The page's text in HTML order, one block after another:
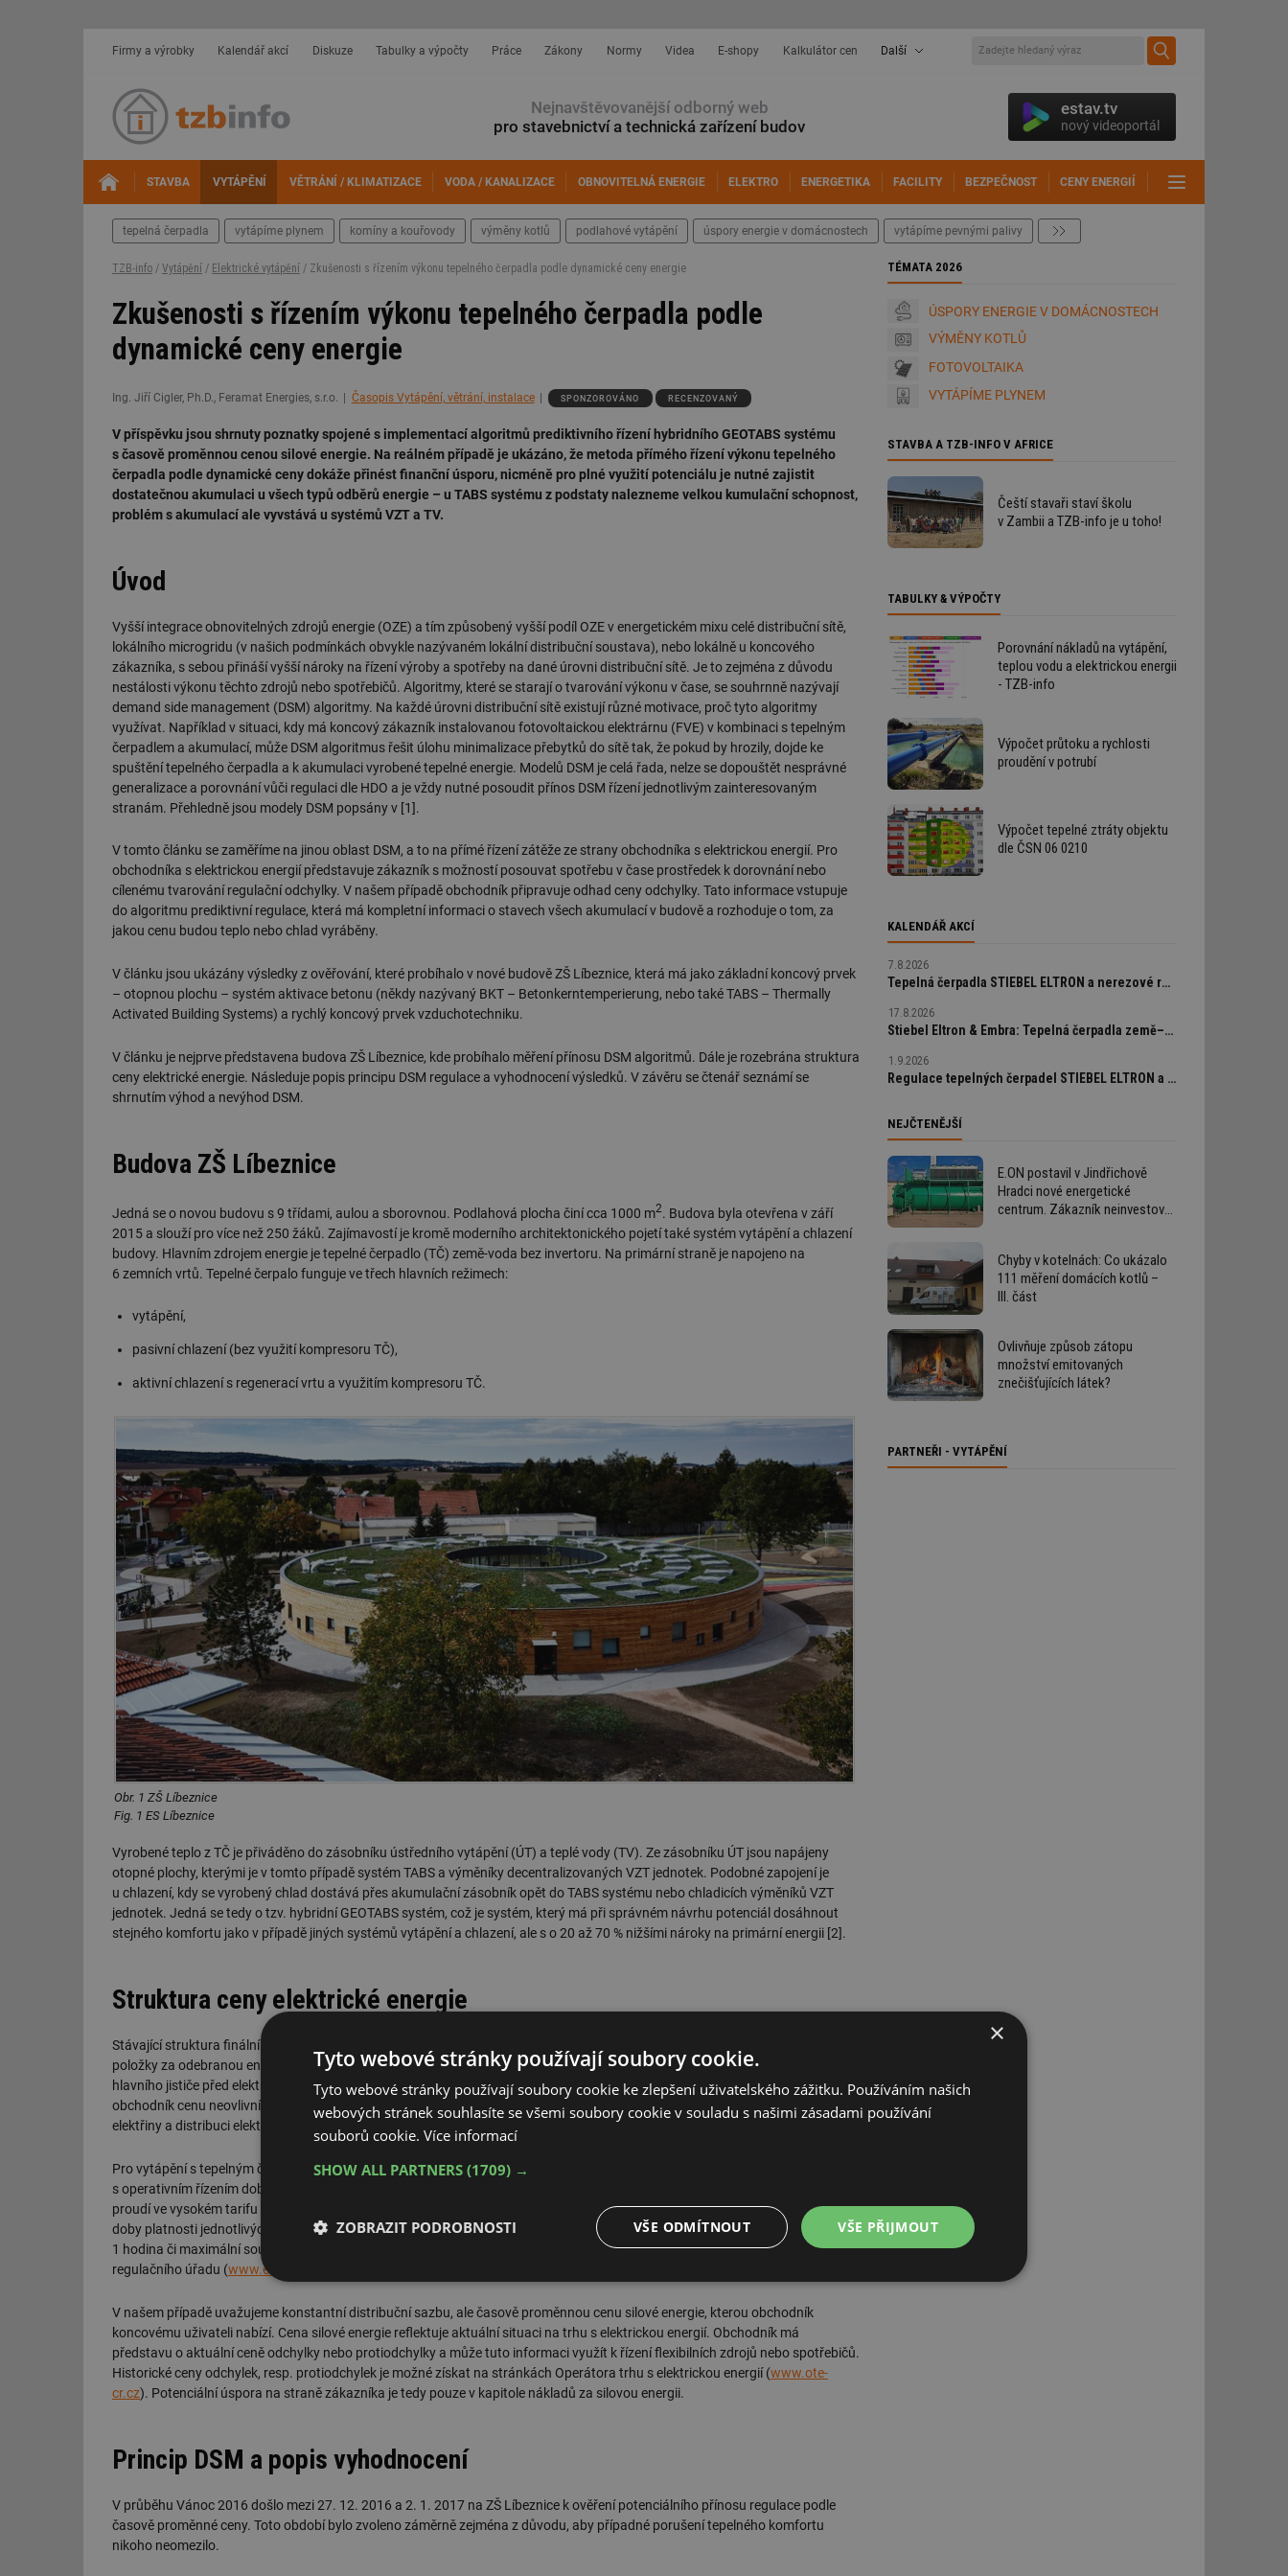
Firmy a výrobky Kalendář akcí Diskuze Tabulky a výpočty Práce Zákony Normy Videa E-shopy Kalkulátor cen Další
Nejnavštěvovanější odborný web
pro stavebnictví a technická zařízení budov
estav.tv
nový videoportál
STAVBA VYTÁPĚNÍ VĚTRÁNÍ / KLIMATIZACE VODA / KANALIZACE OBNOVITELNÁ ENERGIE ELEKTRO ENERGETIKA FACILITY BEZPEČNOST CENY ENERGIÍ
tepelná čerpadla vytápíme plynem komíny a kouřovody výměny kotlů podlahové vytápění úspory energie v domácnostech vytápíme pevnými palivy
TZB-info / Vytápění / Elektrické vytápění / Zkušenosti s řízením výkonu tepelného čerpadla podle dynamické ceny energie
Zkušenosti s řízením výkonu tepelného čerpadla podle
dynamické ceny energie
Ing. Jiří Cigler, Ph.D., Feramat Energies, s.r.o. Časopis Vytápění, větrání, instalace SPONZOROVÁNO RECENZOVANÝ
V příspěvku jsou shrnuty poznatky spojené s implementací algoritmů prediktivního řízení hybridního GEOTABS systému
s časově proměnnou cenou silové energie. Na reálném případě je ukázáno, že metoda přímého řízení výkonu tepelného
čerpadla podle dynamické ceny dokáže přinést finanční úsporu, nicméně pro plné využití potenciálu je nutné zajistit
dostatečnou akumulaci u všech typů odběrů energie – u TABS systému z podstaty nalezneme velkou kumulační schopnost,
problém s akumulací ale vyvstává u systémů VZT a TV.
Úvod
Vyšší integrace obnovitelných zdrojů energie (OZE) a tím způsobený vyšší podíl OZE v energetickém mixu celé distribuční sítě,
lokálního microgridu (v našich podmínkách obvykle nazývaném lokální distribuční soustava), nebo lokálně u koncového
zákazníka, s sebou přináší vyšší nároky na řízení výroby a spotřeby na dané úrovni distribuční sítě. Je to zejména z důvodu
nestálosti výkonu těchto zdrojů nebo spotřebičů. Algoritmy, které se starají o tvarování výkonu v čase, se souhrnně nazývají
demand side management (DSM) algoritmy. Na každé úrovni distribuční sítě existují různé motivace, proč tyto algoritmy
využívat. Například v situaci, kdy má koncový zákazník instalovanou fotovoltaickou elektrárnu (FVE) v kombinaci s tepelným
čerpadlem a akumulací, může DSM algoritmus řešit úlohu minimalizace přebytků do sítě tak, že pokud by hrozily, dojde ke
spuštění tepelného čerpadla a k akumulaci vyrobené tepelné energie. Modelů DSM je celá řada, nelze se dopouštět nesprávné
generalizace a porovnání vůči regulaci dle HDO a je vždy nutné posoudit přínos DSM řízení jednotlivým zainteresovaným
stranám. Přehledně jsou modely DSM popsány v [1].
V tomto článku se zaměříme na jinou oblast DSM, a to na přímé řízení zátěže ze strany obchodníka s elektrickou energií. Pro
obchodníka s elektrickou energií představuje zákazník s možností posouvat spotřebu v čase prostředek k dorovnání nebo
cílenému tvarování regulační odchylky. V našem případě obchodník připravuje odhad ceny odchylky. Tato informace vstupuje
do algoritmu prediktivní regulace, která má kompletní informaci o stavech všech akumulací v budově a rozhoduje o tom, za
jakou cenu budou teplo nebo chlad vyráběny.
V článku jsou ukázány výsledky z ověřování, které probíhalo v nové budově ZŠ Líbeznice, která má jako základní koncový prvek
– otopnou plochu – systém aktivace betonu (někdy nazývaný BKT – Betonkerntemperierung, nebo také TABS – Thermally
Activated Building Systems) a rychlý koncový prvek vzduchotechniku.
V článku je nejprve představena budova ZŠ Líbeznice, kde probíhalo měření přínosu DSM algoritmů. Dále je rozebrána struktura
ceny elektrické energie. Následuje popis principu DSM regulace a vyhodnocení výsledků. V závěru se čtenář seznámí se
shrnutím výhod a nevýhod DSM.
Budova ZŠ Líbeznice
Jedná se o novou budovu s 9 třídami, aulou a sborovnou. Podlahová plocha činí cca 1000 m2. Budova byla otevřena v září
2015 a slouží pro více než 250 žáků. Zajímavostí je kromě moderního architektonického pojetí také systém vytápění a chlazení
budovy. Hlavním zdrojem energie je tepelné čerpadlo (TČ) země-voda bez invertoru. Na primární straně je napojeno na
6 zemních vrtů. Tepelné čerpalo funguje ve třech hlavních režimech:
vytápění,
pasivní chlazení (bez využití kompresoru TČ),
aktivní chlazení s regenerací vrtu a využitím kompresoru TČ.
Obr. 1 ZŠ Líbeznice
Fig. 1 ES Líbeznice
Vyrobené teplo z TČ je přiváděno do zásobníku ústředního vytápění (ÚT) a teplé vody (TV). Ze zásobníku ÚT jsou napájeny
otopné plochy, kterými je v tomto případě systém TABS a výměníky decentralizovaných VZT jednotek. Podobné zapojení je
u chlazení, kdy se vyrobený chlad dostává přes akumulační zásobník opět do TABS systému nebo chladicích výměníků VZT
jednotek. Jedná se tedy o tzv. hybridní GEOTABS systém, což je systém, který má při správném návrhu potenciál dosáhnout
stejného komfortu jako v případě jiných systémů vytápění a chlazení, ale s o 20 až 70 % nižšími nároky na primární energii [2].
Struktura ceny elektrické energie
Stávající struktura finální ceny elektrické energie sestává z několika složek, které můžeme jednoduše rozdělit na fixní položky a
položky za odebranou energii. Fixní položkou je platba za rezervovaný příkon podle jmenovité proudové hodnoty instalovaného
hlavního jističe před elektroměrem. Položky dané množstvím odebírané energie můžeme opět rozdělit na část fixní (tj.
obchodník cenu neovlivní), která mimo jiné pokrývá daň za elektřinu, poplatek za odběrné a předávací místo (OPM), dopravu
elektřiny a distribuci elektřiny, a na část silovou, která představuje platbu za samotnou elektrickou energii.
Pro vytápění s tepelným čerpadlem je speciální sazba ceny za elektrickou energii s označením D56d. Je to dvoutarifová sazba
s operativním řízením doby platnosti nízkého tarifu po dobu 22 hodin. Dvoutarifová sazba znamená, že elektrická energie
proudí ve vysokém tarifu (VT) nebo nízkém tarifu (NT). Operativní řízení znamená, že distributor energie může operativně měnit
doby platnosti jednotlivých tarifů, ale musí zaručit splnění jistých omezení, jako jsou např. minimální souvislá doba trvání NT
1 hodina či maximální souvislá doba trvání VT 1 hodina. Více detailů ke struktuře tarifů lze nalézt na stránkách Energetického
regulačního úřadu (www.eru.cz
V našem případě uvažujeme konstantní distribuční sazbu, ale časově proměnnou cenu silové energie, kterou obchodník
koncovému uživateli nabízí. Cena silové energie reflektuje aktuální situaci na trhu s elektrickou energií. Obchodník má
představu o aktuální ceně odchylky nebo protiodchylky a může tuto informaci využít k řízení flexibilních zdrojů nebo spotřebičů.
Historické ceny odchylek, resp. protiodchylek je možné získat na stránkách Operátora trhu s elektrickou energií (www.ote-
cr.cz). Potenciální úspora na straně zákazníka je tedy pouze v kapitole nákladů za silovou energii.
Princip DSM a popis vyhodnocení
V průběhu Vánoc 2016 došlo mezi 27. 12. 2016 a 2. 1. 2017 na ZŠ Líbeznice k ověření potenciálního přínosu regulace podle
časově proměnné ceny. Toto období bylo zvoleno záměrně zejména z důvodu, aby případné porušení tepelného komfortu
nikoho neomezilo.
TÉMATA 2026
ÚSPORY ENERGIE V DOMÁCNOSTECH
VÝMĚNY KOTLŮ
FOTOVOLTAIKA
VYTÁPÍME PLYNEM
STAVBA A TZB-INFO V AFRICE
Čeští stavaři staví školu
v Zambii a TZB-info je u toho!
TABULKY & VÝPOČTY
Porovnání nákladů na vytápění,
teplou vodu a elektrickou energii
- TZB-info
Výpočet průtoku a rychlosti
proudění v potrubí
Výpočet tepelné ztráty objektu
dle ČSN 06 0210
KALENDÁŘ AKCÍ
7.8.2026
Tepelná čerpadla STIEBEL ELTRON a nerezové rozvody Temponox od Viega v praxi
17.8.2026
Stiebel Eltron & Embra: Tepelná čerpadla země–voda a geotermální vrty od A do Z
1.9.2026
Regulace tepelných čerpadel STIEBEL ELTRON a chytrá bezdrátová zónová regulace UT/CHL Resideo EvoHome wifi
NEJČTENĚJŠÍ
E.ON postavil v Jindřichově
Hradci nové energetické
centrum. Zákazník neinvestoval
Chyby v kotelnách: Co ukázalo
111 měření domácích kotlů –
III. část
Ovlivňuje způsob zátopu
množství emitovaných
znečišťujících látek?
PARTNEŘI - VYTÁPĚNÍ
×
Tyto webové stránky používají soubory cookie.
Tyto webové stránky používají soubory cookie ke zlepšení uživatelského zážitku. Používáním našich
webových stránek souhlasíte se všemi soubory cookie v souladu s našimi zásadami používání
souborů cookie. Více informací
SHOW ALL PARTNERS (1709) →
VŠE PŘIJMOUT
VŠE ODMÍTNOUT
ZOBRAZIT PODROBNOSTI
Nezbytně nutné
Výkonové
Soubory cílení Funkční soubory
Nezařazené
Nezbytně nutné soubory cookie umožňují základní funkce webových stránek, jako je přihlášení uživatele a správa účtu. Webové
Název
Provider/
Doména
Vyprší Popis